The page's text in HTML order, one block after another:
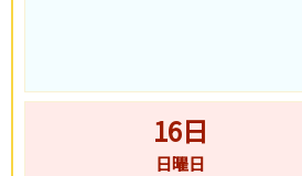
16日
日曜日